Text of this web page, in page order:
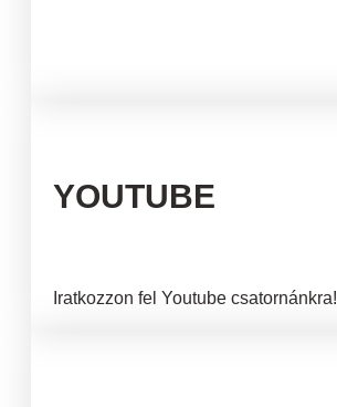
YOUTUBE
Iratkozzon fel Youtube csatornánkra!